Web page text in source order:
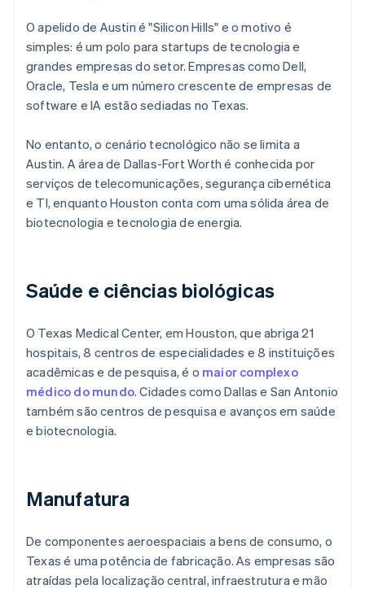
O apelido de Austin é "Silicon Hills" e o motivo é
simples: é um polo para startups de tecnologia e
grandes empresas do setor. Empresas como Dell,
Oracle, Tesla e um número crescente de empresas de
software e IA estão sediadas no Texas.
No entanto, o cenário tecnológico não se limita a
Austin. A área de Dallas-Fort Worth é conhecida por
serviços de telecomunicações, segurança cibernética
e TI, enquanto Houston conta com uma sólida área de
biotecnologia e tecnologia de energia.
Saúde e ciências biológicas
O Texas Medical Center, em Houston, que abriga 21
hospitais, 8 centros de especialidades e 8 instituições
acadêmicas e de pesquisa, é o maior complexo
médico do mundo. Cidades como Dallas e San Antonio
também são centros de pesquisa e avanços em saúde
e biotecnologia.
Manufatura
De componentes aeroespaciais a bens de consumo, o
Texas é uma potência de fabricação. As empresas são
atraídas pela localização central, infraestrutura e mão